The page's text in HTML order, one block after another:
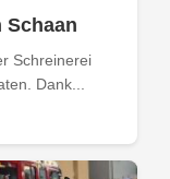
Schaan
Schreinerei
Dank...